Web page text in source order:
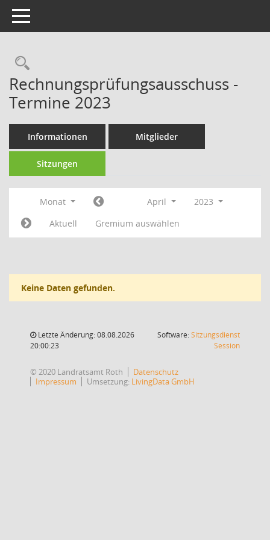
Toggle navigation
Rechercheauswahl
Rechnungsprüfungsausschuss -
Termine 2023
Informationen Mitglieder
Sitzungen
Monat April
2023
Aktuell
Gremium auswählen
Keine Daten gefunden.
Letzte Änderung: 08.08.2026
20:00:23
Software:Sitzungsdienst
Session(Wird in
© 2020 Landratsamt Roth
Datenschutz
Impressum
Umsetzung: LivingData GmbH